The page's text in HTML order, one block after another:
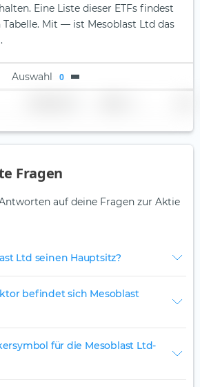
Eine Liste dieser ETFs findest
Mit — ist Mesoblast Ltd das
Auswahl 0
Fragen
auf deine Fragen zur Aktie
Ltd seinen Hauptsitz?
befindet sich Mesoblast
für die Mesoblast Ltd-